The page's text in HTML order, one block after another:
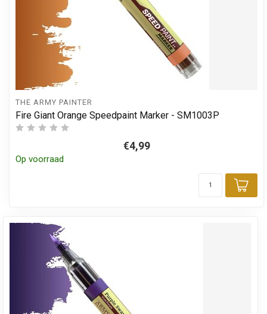
THE ARMY PAINTER
Fire Giant Orange Speedpaint Marker - SM1003P
€4,99
Op voorraad